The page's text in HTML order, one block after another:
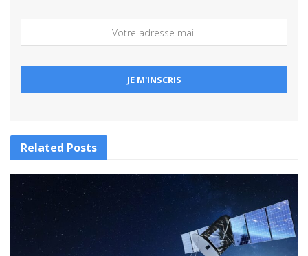
Related Posts